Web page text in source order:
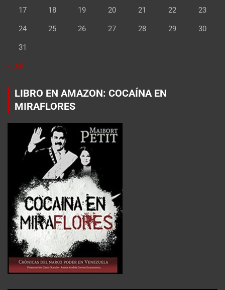
17 18 19 20 21 22 23
24 25 26 27 28 29 30
31
« Jul
LIBRO EN AMAZON: COCAÍNA EN
MIRAFLORES